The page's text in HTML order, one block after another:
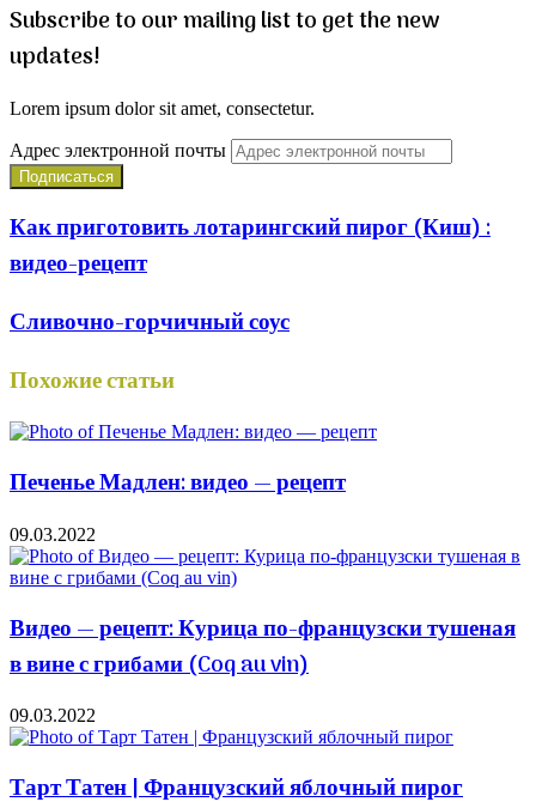
Subscribe to our mailing list to get the new
updates!
Lorem ipsum dolor sit amet, consectetur.
Адрес электронной почты
Как приготовить лотарингский пирог (Киш) :
видео-рецепт
Сливочно-горчичный соус
Похожие статьи
Печенье Мадлен: видео — рецепт
09.03.2022
Видео — рецепт: Курица по-французски тушеная
в вине с грибами (Coq au vin)
09.03.2022
Тарт Татен | Французский яблочный пирог